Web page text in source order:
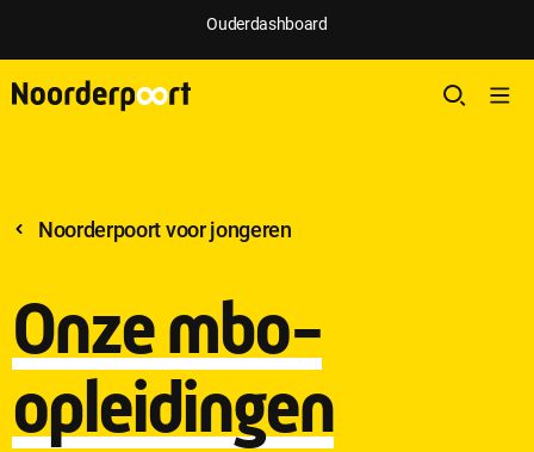
Ouderdashboard
Noorderpoort voor jongeren
Onze mbo-
opleidingen